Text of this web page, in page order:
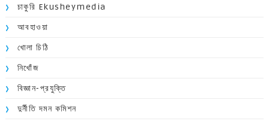
চাকুরি Ekusheymedia
আবহাওয়া
খোলা চিঠি
নিখোঁজ
বিজ্ঞান-প্রযুক্তি
দুর্নীতি দমন কমিশন